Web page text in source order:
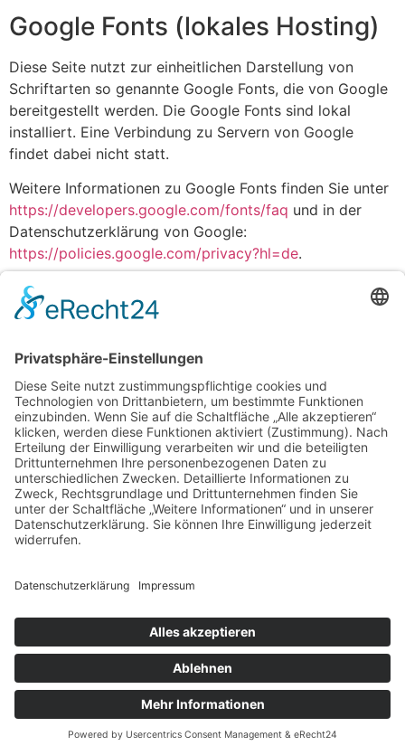
Google Fonts (lokales Hosting)
Diese Seite nutzt zur einheitlichen Darstellung von
Schriftarten so genannte Google Fonts, die von Google
bereitgestellt werden. Die Google Fonts sind lokal
installiert. Eine Verbindung zu Servern von Google
findet dabei nicht statt.
Weitere Informationen zu Google Fonts finden Sie unter
https://developers.google.com/fonts/faq und in der
Datenschutzerklärung von Google:
https://policies.google.com/privacy?hl=de.
Font Awesome
Schriftarten und Symbolen Font Awesome. Anbieter ist
Cambridge, Massachusetts, USA.
Beim Aufruf einer Seite lädt Ihr Browser die benötigten
Fonts in ihren Browsercache, um Texte, Schriftarten und
Symbole korrekt anzuzeigen. Zu diesem Zweck muss
der von Ihnen verwendete Browser Verbindung zu den
Servern von Font Awesome aufnehmen. Hierdurch
erlangt Font Awesome Kenntnis darüber, dass über Ihre
Nutzung von Font Awesome erfolgt auf Grundlage von
Interesse an der einheitlichen Darstellung des
Schriftbildes auf unserer Website. Sofern eine
entsprechende Einwilligung abgefragt wurde, erfolgt die
Verarbeitung ausschließlich auf Grundlage von Art. 6
Abs. 1 lit. a DSGVO und § 25 Abs. 1 TDDDG, soweit die
Einwilligung die Speicherung von Cookies oder den